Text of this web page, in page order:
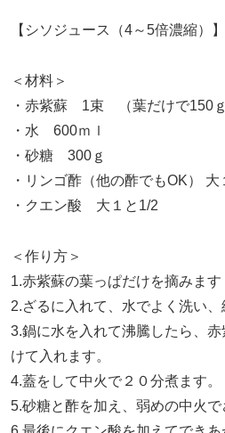
【シソジュース（4～5倍濃縮）】
＜材料＞
・赤紫蘇 1束 （葉だけで150ｇ
・水 600ｍｌ
・砂糖 300ｇ
・リンゴ酢（他の酢でもOK） 大
・クエン酸 大１と1/2
＜作り方＞
1.赤紫蘇の葉っぱだけを摘みます
2.ざるに入れて、水でよく洗い、
3.鍋に水を入れて沸騰したら、
けて入れます。
4.蓋をして中火で２０分煮ます。
5.砂糖と酢を加え、弱めの中火で